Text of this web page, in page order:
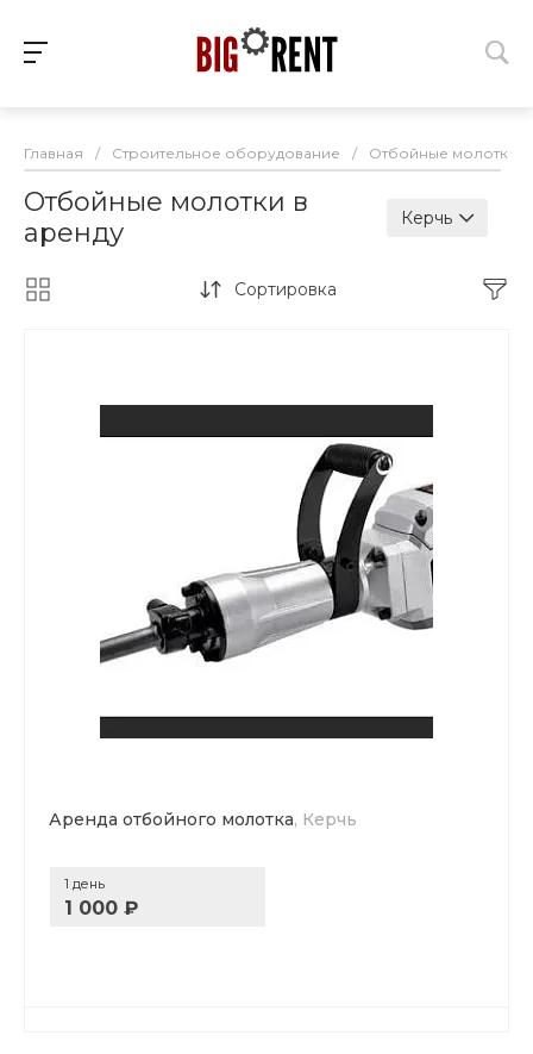
Главная / Строительное оборудование / Отбойные молотки
Отбойные молотки в
аренду
Керчь
Сортировка
Аренда отбойного молотка, Керчь
1 день
1 000 ₽